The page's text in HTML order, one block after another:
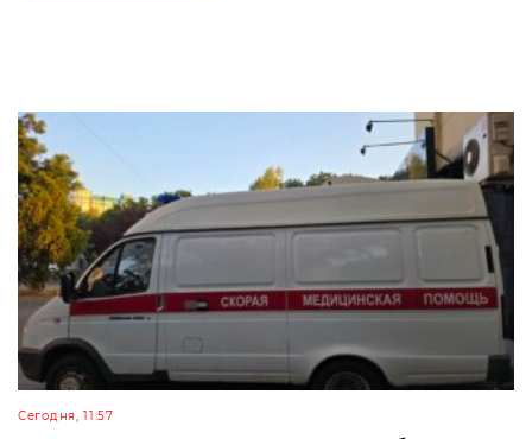
Сегодня, 11:57